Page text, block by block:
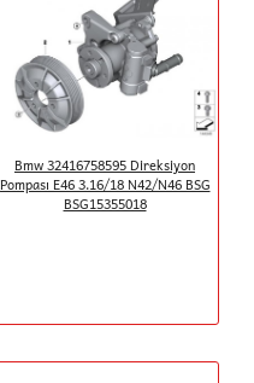
Bmw 32416758595 Direksiyon
Pompası E46 3.16/18 N42/N46 BSG
BSG15355018